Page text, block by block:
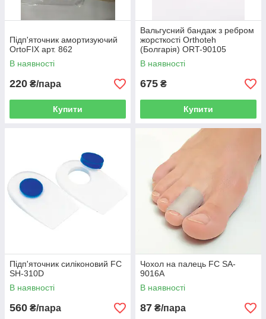
Підп'яточник амортизуючий
OrtoFIX арт. 862
В наявності
220 ₴/пара
Купити
Вальгусний бандаж з ребром
жорсткості Orthoteh
(Болгарія) ORT-90105
В наявності
675 ₴
Купити
Підп'яточник силіконовий FC
SH-310D
В наявності
560 ₴/пара
Чохол на палець FC SA-
9016A
В наявності
87 ₴/пара